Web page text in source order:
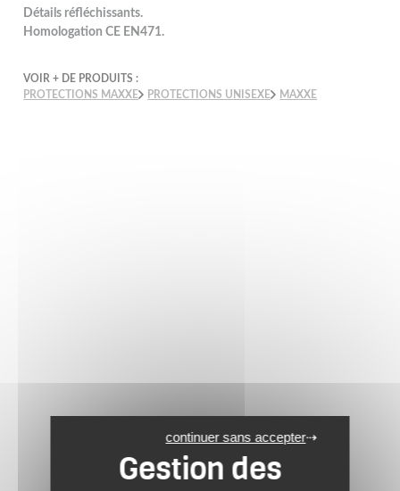
Détails réfléchissants.
Homologation CE EN471.
VOIR + DE PRODUITS :
PROTECTIONS MAXXE
PROTECTIONS UNISEXE MAXXE
continuer sans accepter